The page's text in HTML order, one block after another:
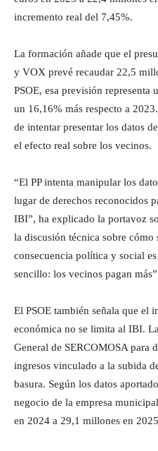
incremento real del 7,45%.
La formación añade que el
y VOX prevé recaudar 22,5
PSOE, esa previsión representa
un 16,16% más respecto a
de intentar presentar los datos
el efecto real sobre los vecinos.
“El PP intenta manipular los
lugar de derechos reconocidos
IBI”, ha explicado la portavoz
la discusión técnica sobre cómo
consecuencia política y social
sencillo: los vecinos pagan
El PSOE también señala que el
económica no se limita al IBI.
General de SERCOMOSA para
ingresos vinculado a la subida
basura. Según los datos
negocio de la empresa
en 2024 a 29,1 millones en